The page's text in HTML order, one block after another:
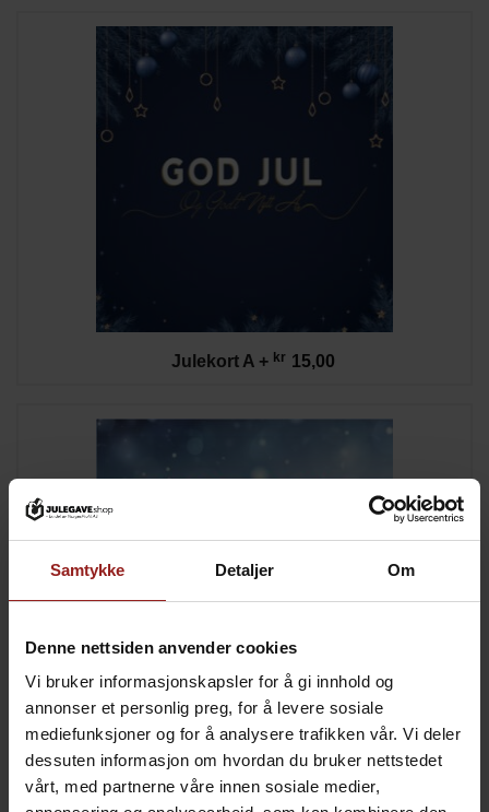
Samtykke Detaljer Om
Denne nettsiden anvender cookies
Vi bruker informasjonskapsler for å gi innhold og
annonser et personlig preg, for å levere sosiale
mediefunksjoner og for å analysere trafikken vår. Vi deler
dessuten informasjon om hvordan du bruker nettstedet
vårt, med partnerne våre innen sosiale medier,
Julekort A + kr 15,00
Julekort B+ 15,00